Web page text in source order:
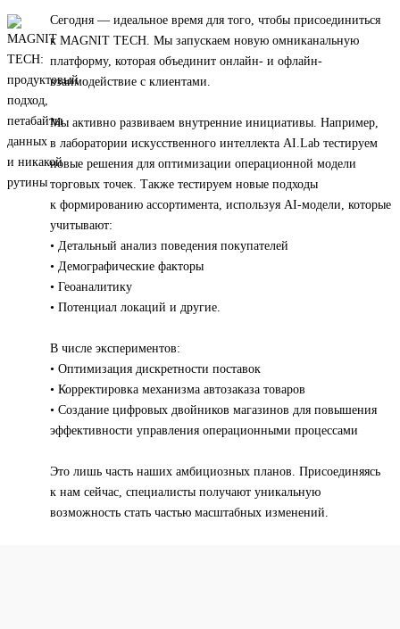
Сегодня — идеальное время для того, чтобы присоединиться
к MAGNIT TECH. Мы запускаем новую омниканальную
платформу, которая объединит онлайн- и офлайн-
взаимодействие с клиентами.
Мы активно развиваем внутренние инициативы. Например,
в лаборатории искусственного интеллекта AI.Lab тестируем
новые решения для оптимизации операционной модели
торговых точек. Также тестируем новые подходы
к формированию ассортимента, используя AI-модели, которые
учитывают:
• Детальный анализ поведения покупателей
• Демографические факторы
• Геоаналитику
• Потенциал локаций и другие.
В числе экспериментов:
• Оптимизация дискретности поставок
• Корректировка механизма автозаказа товаров
• Создание цифровых двойников магазинов для повышения
эффективности управления операционными процессами
Это лишь часть наших амбициозных планов. Присоединяясь
к нам сейчас, специалисты получают уникальную
возможность стать частью масштабных изменений.